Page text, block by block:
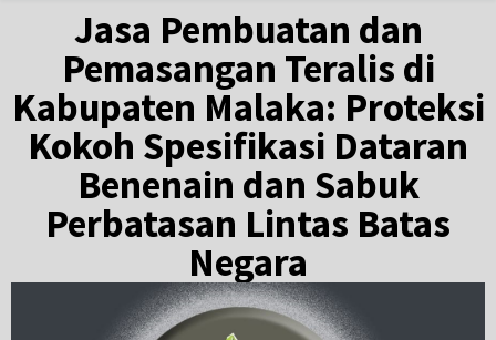
Jasa Pembuatan dan
Pemasangan Teralis di
Kabupaten Malaka: Proteksi
Kokoh Spesifikasi Dataran
Benenain dan Sabuk
Perbatasan Lintas Batas
Negara